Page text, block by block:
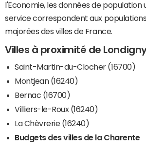
l'Economie, les données de population
service correspondent aux
majorées des villes de France.
Villes à proximité de
Saint-Martin-du-Clocher (16700)
Montjean (16240)
Bernac (16700)
Villiers-le-Roux (16240)
La Chèvrerie (16240)
Budgets des villes de la Charente